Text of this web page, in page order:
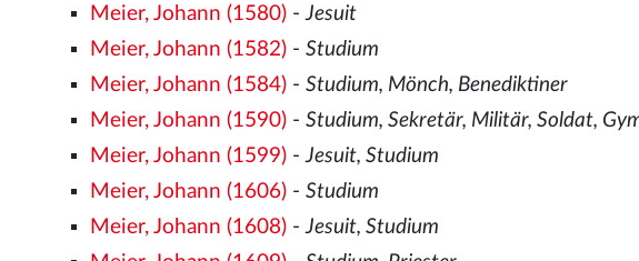
Meier, Johann (1580) -Jesuit
Meier, Johann (1582) -Studium
Meier, Johann (1584) -Studium, Mönch, Benediktiner
Meier, Johann (1590) -Studium, Sekretär, Militär, Soldat,
Meier, Johann (1599) -Jesuit, Studium
Meier, Johann (1606) -Studium
Meier, Johann (1608) -Jesuit, Studium